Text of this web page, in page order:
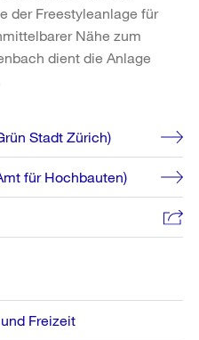
der Freestyleanlage für
Nähe zum
dient die Anlage
Stadt Zürich)
für Hochbauten)
Freizeit